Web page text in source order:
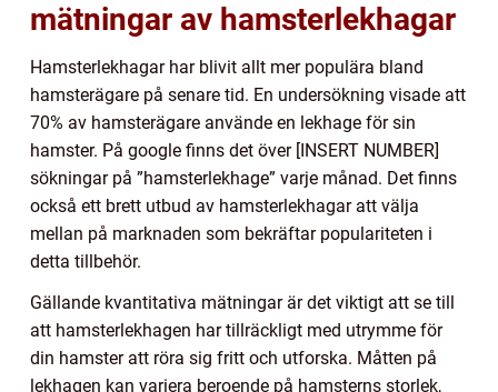
mätningar av hamsterlekhagar
Hamsterlekhagar har blivit allt mer populära bland
hamsterägare på senare tid. En undersökning visade att
70% av hamsterägare använde en lekhage för sin
hamster. På google finns det över [INSERT NUMBER]
sökningar på ”hamsterlekhage” varje månad. Det finns
också ett brett utbud av hamsterlekhagar att välja
mellan på marknaden som bekräftar populariteten i
detta tillbehör.
Gällande kvantitativa mätningar är det viktigt att se till
att hamsterlekhagen har tillräckligt med utrymme för
din hamster att röra sig fritt och utforska. Måtten på
lekhagen kan variera beroende på hamsterns storlek,